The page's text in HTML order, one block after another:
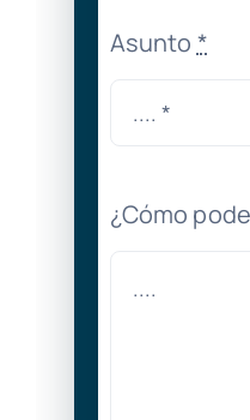
Asunto *
¿Cómo